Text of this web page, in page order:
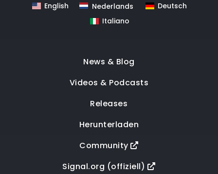
English Nederlands
Deutsch
Italiano
News & Blog
Videos & Podcasts
Releases
Herunterladen
Community
Signal.org (offiziell)